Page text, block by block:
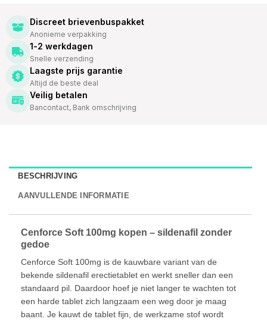
Discreet brievenbuspakket
Anonieme verpakking
1-2 werkdagen
Snelle verzending
Laagste prijs garantie
Altijd de beste deal
Veilig betalen
Bancontact, Bank omschrijving
BESCHRIJVING
AANVULLENDE INFORMATIE
Cenforce Soft 100mg kopen – sildenafil zonder
gedoe
Cenforce Soft 100mg is de kauwbare variant van de
bekende sildenafil erectietablet en werkt sneller dan een
standaard pil. Daardoor hoef je niet langer te wachten tot
een harde tablet zich langzaam een weg door je maag
baant. Je kauwt de tablet fijn, de werkzame stof wordt